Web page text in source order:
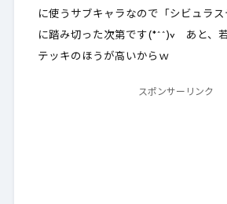
に使うサブキャラなので「シビュラス
に踏み切った次第です(*^^)v あと、
テッキのほうが高いからｗ
スポンサーリンク